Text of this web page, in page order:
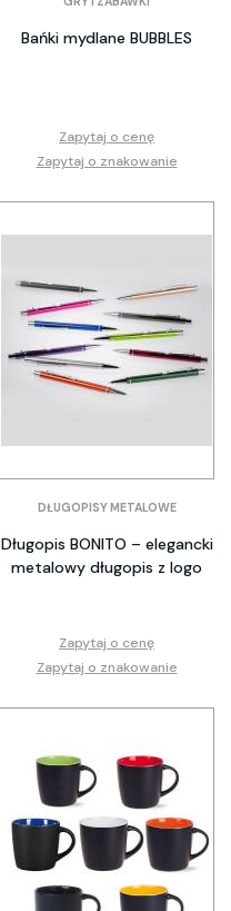
Bańki mydlane BUBBLES
Zapytaj o cenę
Zapytaj o znakowanie
DŁUGOPISY METALOWE
Długopis BONITO – elegancki
metalowy długopis z logo
Zapytaj o cenę
Zapytaj o znakowanie